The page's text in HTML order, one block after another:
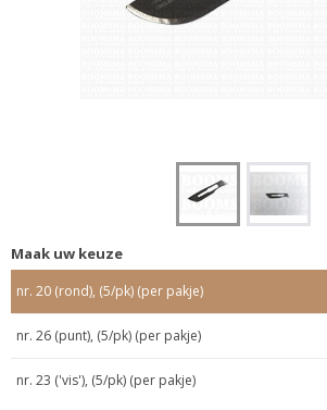
Maak uw keuze
nr. 20 (rond), (5/pk) (per pakje)
nr. 26 (punt), (5/pk) (per pakje)
nr. 23 ('vis'), (5/pk) (per pakje)